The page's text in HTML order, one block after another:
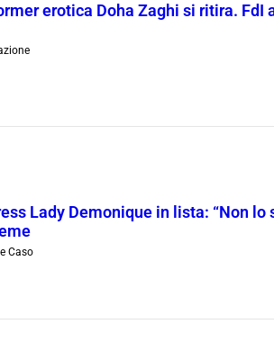
erotica Doha Zaghi si ritira.
Lady Demonique in lista: “Non lo
Caso